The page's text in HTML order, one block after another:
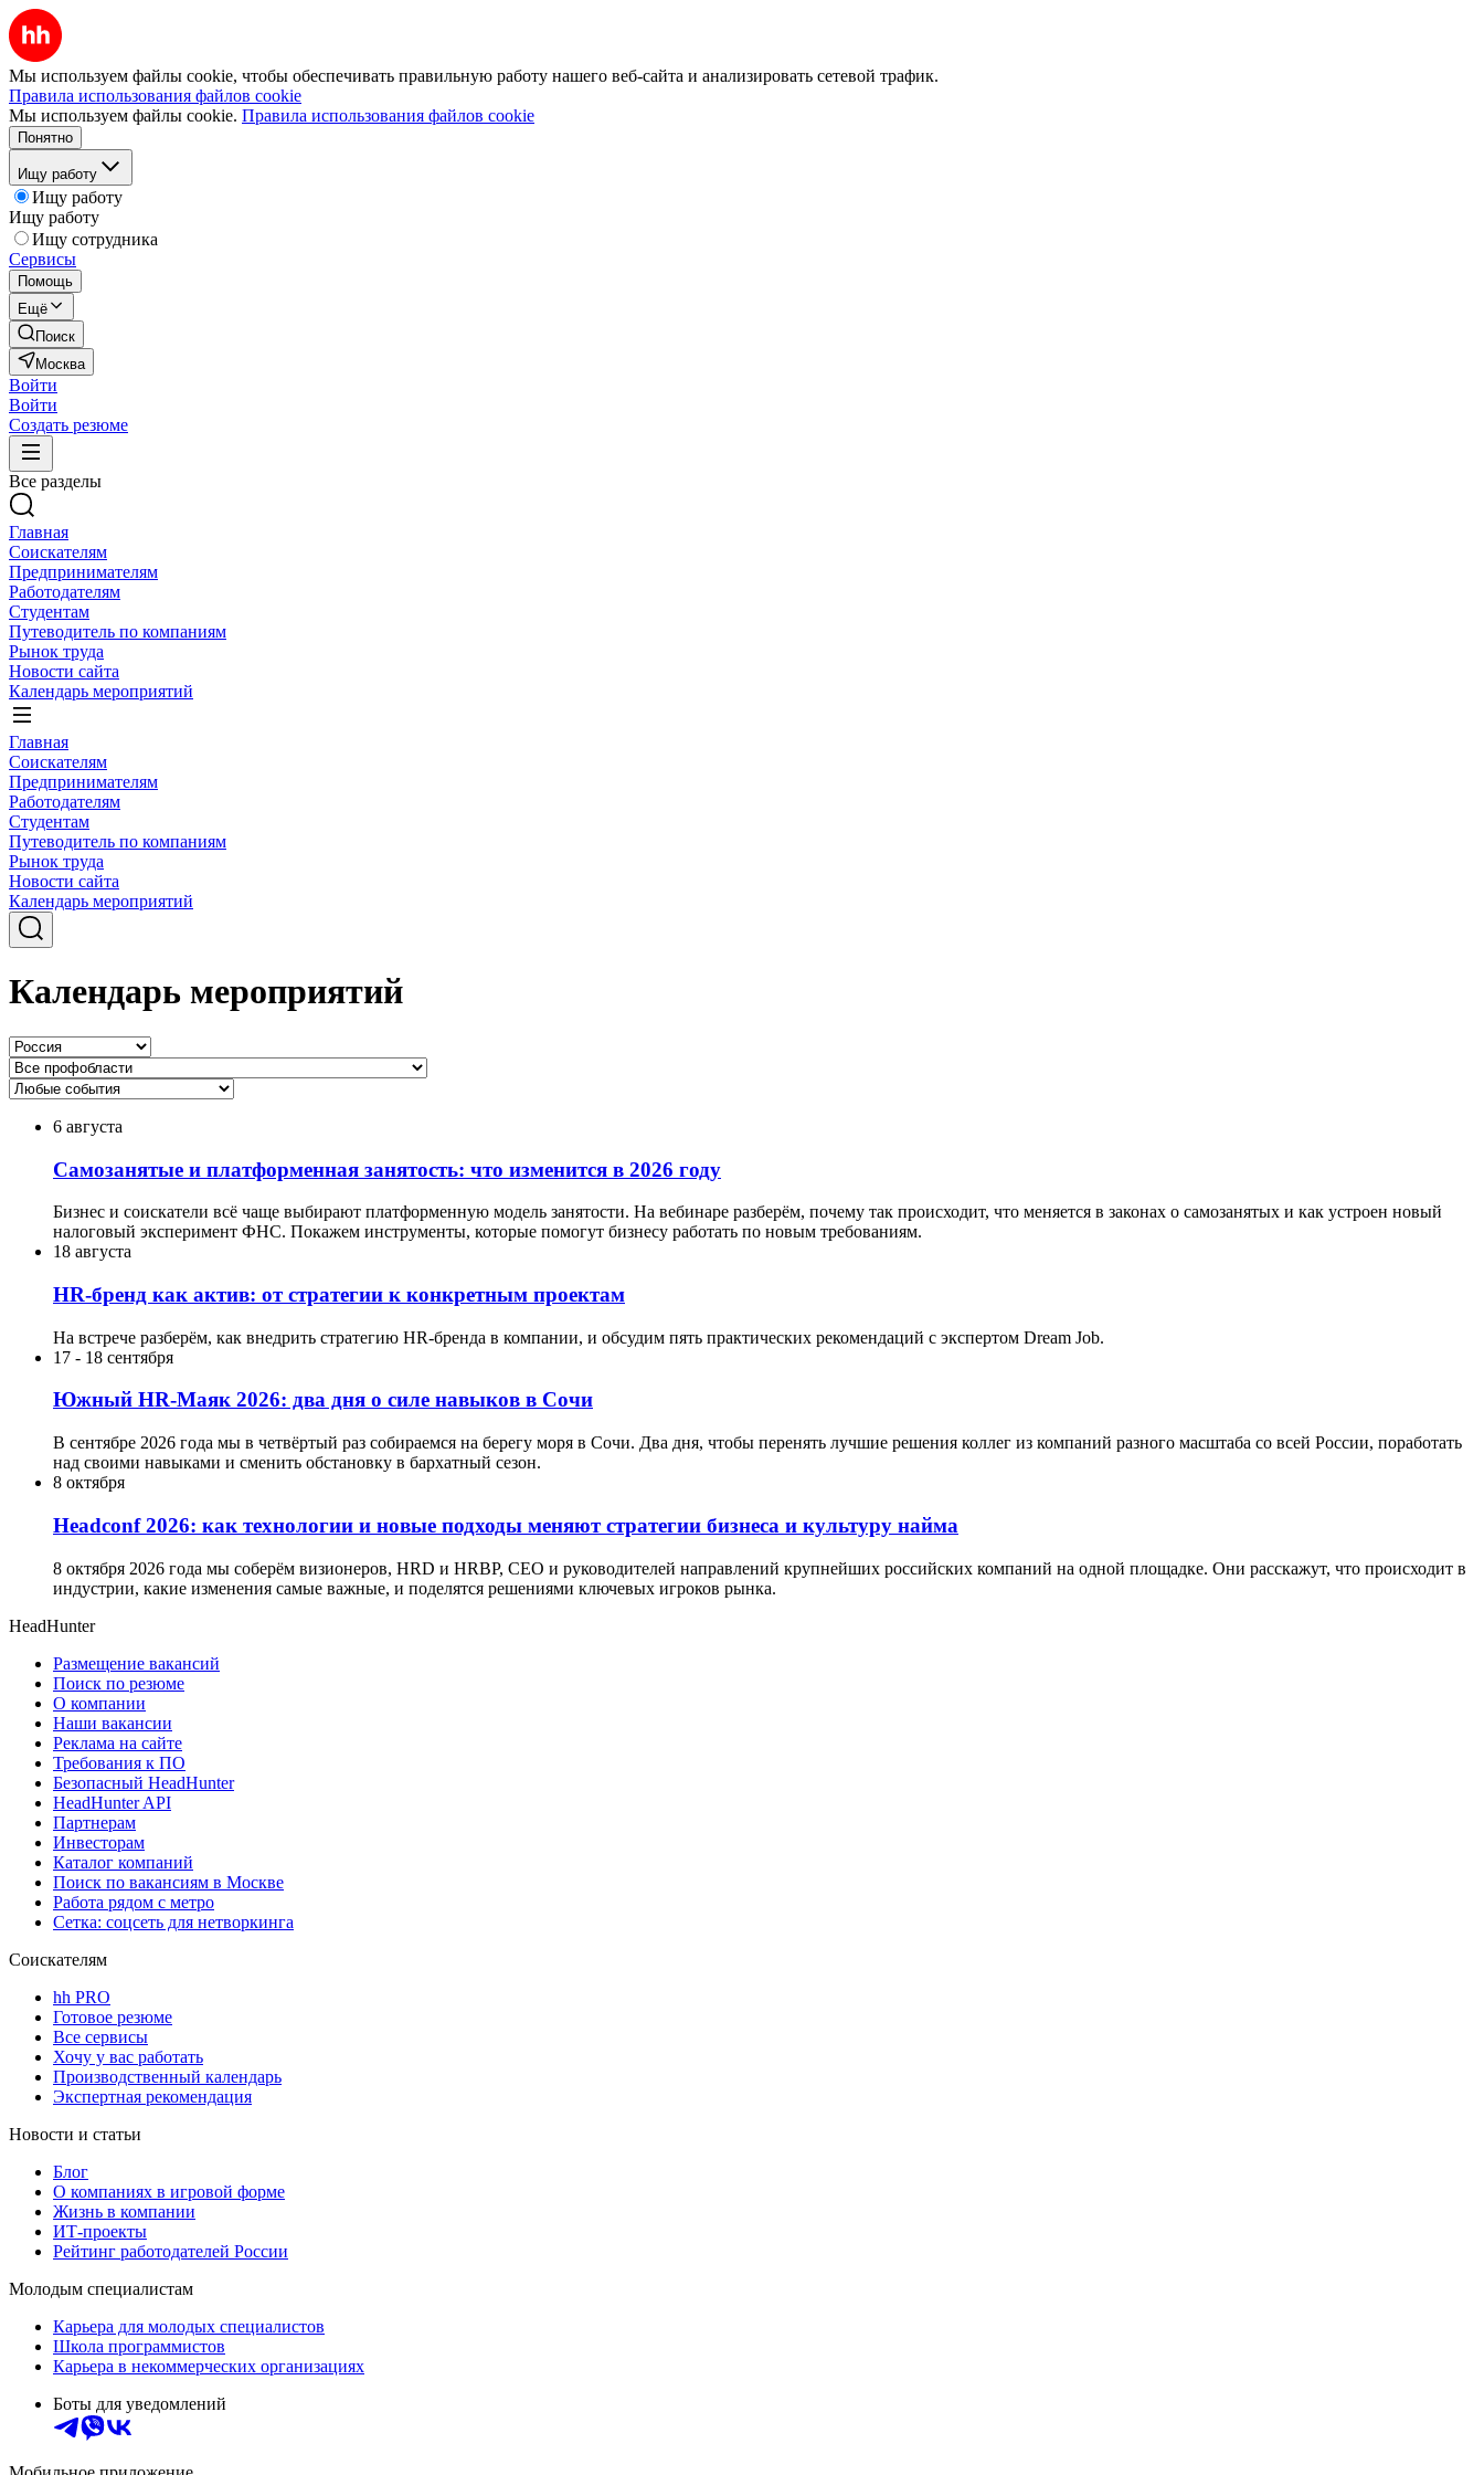
Мы используем файлы cookie, чтобы обеспечивать правильную работу нашего веб-сайта и анализировать сетевой трафик.
Правила использования файлов cookie
Мы используем файлы cookie. Правила использования файлов cookie
Понятно
Ищу работу
Ищу работу
Ищу работу
Ищу сотрудника
Сервисы
Помощь
Ещё
Поиск
Москва
Войти
Войти
Создать резюме
Все разделы
Главная
Соискателям
Предпринимателям
Работодателям
Студентам
Путеводитель по компаниям
Рынок труда
Новости сайта
Календарь мероприятий
Главная
Соискателям
Предпринимателям
Работодателям
Студентам
Путеводитель по компаниям
Рынок труда
Новости сайта
Календарь мероприятий
Календарь мероприятий
6 августа
Самозанятые и платформенная занятость: что изменится в 2026 году
Бизнес и соискатели всё чаще выбирают платформенную модель занятости. На вебинаре разберём, почему так происходит, что меняется в законах о самозанятых и как устроен новый
налоговый эксперимент ФНС. Покажем инструменты, которые помогут бизнесу работать по новым требованиям.
18 августа
HR-бренд как актив: от стратегии к конкретным проектам
На встрече разберём, как внедрить стратегию HR-бренда в компании, и обсудим пять практических рекомендаций с экспертом Dream Job.
17 - 18 сентября
Южный HR-Маяк 2026: два дня о силе навыков в Сочи
В сентябре 2026 года мы в четвёртый раз собираемся на берегу моря в Сочи. Два дня, чтобы перенять лучшие решения коллег из компаний разного масштаба со всей России, поработать
над своими навыками и сменить обстановку в бархатный сезон.
8 октября
Headсonf 2026: как технологии и новые подходы меняют стратегии бизнеса и культуру найма
8 октября 2026 года мы соберём визионеров, HRD и HRBP, СЕО и руководителей направлений крупнейших российских компаний на одной площадке. Они расскажут, что происходит в
индустрии, какие изменения самые важные, и поделятся решениями ключевых игроков рынка.
HeadHunter
Размещение вакансий
Поиск по резюме
О компании
Наши вакансии
Реклама на сайте
Требования к ПО
Безопасный HeadHunter
HeadHunter API
Партнерам
Инвесторам
Каталог компаний
Поиск по вакансиям в Москве
Работа рядом с метро
Сетка: соцсеть для нетворкинга
Соискателям
hh PRO
Готовое резюме
Все сервисы
Хочу у вас работать
Производственный календарь
Экспертная рекомендация
Новости и статьи
Блог
О компаниях в игровой форме
Жизнь в компании
ИТ-проекты
Рейтинг работодателей России
Молодым специалистам
Карьера для молодых специалистов
Школа программистов
Карьера в некоммерческих организациях
Боты для уведомлений